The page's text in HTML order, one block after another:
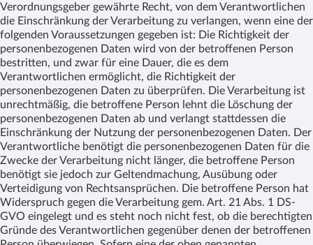
Verordnungsgeber gewährte Recht, von dem Verantwortlichen
die Einschränkung der Verarbeitung zu verlangen, wenn eine der
folgenden Voraussetzungen gegeben ist: Die Richtigkeit der
personenbezogenen Daten wird von der betroffenen Person
bestritten, und zwar für eine Dauer, die es dem
Verantwortlichen ermöglicht, die Richtigkeit der
personenbezogenen Daten zu überprüfen. Die Verarbeitung ist
unrechtmäßig, die betroffene Person lehnt die Löschung der
personenbezogenen Daten ab und verlangt stattdessen die
Einschränkung der Nutzung der personenbezogenen Daten. Der
Verantwortliche benötigt die personenbezogenen Daten für die
Zwecke der Verarbeitung nicht länger, die betroffene Person
benötigt sie jedoch zur Geltendmachung, Ausübung oder
Verteidigung von Rechtsansprüchen. Die betroffene Person hat
Widerspruch gegen die Verarbeitung gem. Art. 21 Abs. 1 DS-
GVO eingelegt und es steht noch nicht fest, ob die berechtigten
Gründe des Verantwortlichen gegenüber denen der betroffenen